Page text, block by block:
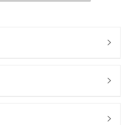


